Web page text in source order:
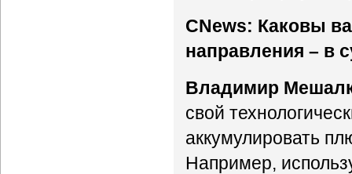
CNews: Каковы
направления – в
Владимир
свой
аккумулировать
Например,